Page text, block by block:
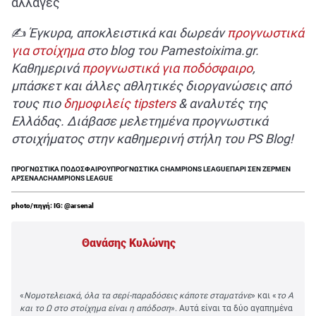
✍ Έγκυρα, αποκλειστικά και δωρεάνπρογνωστικά
για στοίχημαστο blog του Pamestoixima.gr.
Καθημερινά προγνωστικά για ποδόσφαιρο,
μπάσκετ και άλλες αθλητικές διοργανώσεις από
τους πιοδημοφιλείς tipsters& αναλυτές της
Ελλάδας. Διάβασε μελετημένα προγνωστικά
στοιχήματος στην καθημερινή στήλη του PS Blog!
ΠΡΟΓΝΩΣΤΙΚΑ ΠΟΔΟΣΦΑΙΡΟΥΠΡΟΓΝΩΣΤΙΚΑ CHAMPIONS LEAGUEΠΑΡΙ ΣΕΝ ΖΕΡΜΕΝ
ΑΡΣΕΝΑΛCHAMPIONS LEAGUE
photo/πηγή: IG: @arsenal
Θανάσης Κυλώνης
«Νομοτελειακά, όλα τα σερί-παραδόσεις κάποτε σταματάνε» και « το Α
και το Ω στο στοίχημα είναι η απόδοση». Αυτά είναι τα δύο αγαπημένα